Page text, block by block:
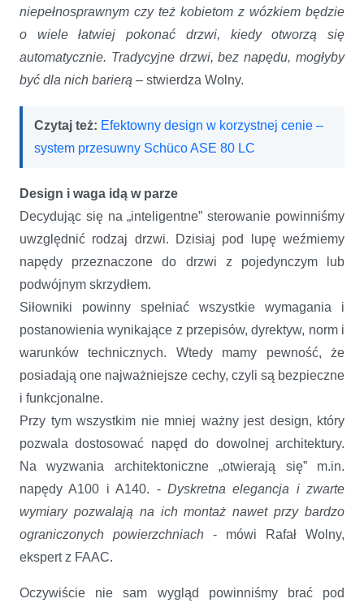
niepełnosprawnym czy też kobietom z wózkiem będzie
o wiele łatwiej pokonać drzwi, kiedy otworzą się
automatycznie. Tradycyjne drzwi, bez napędu, mogłyby
być dla nich barierą – stwierdza Wolny.
Czytaj też: Efektowny design w korzystnej cenie –
system przesuwny Schüco ASE 80 LC
Design i waga idą w parze
Decydując się na „inteligentne” sterowanie powinniśmy
uwzględnić rodzaj drzwi. Dzisiaj pod lupę weźmiemy
napędy przeznaczone do drzwi z pojedynczym lub
podwójnym skrzydłem.
Siłowniki powinny spełniać wszystkie wymagania i
postanowienia wynikające z przepisów, dyrektyw, norm i
warunków technicznych. Wtedy mamy pewność, że
posiadają one najważniejsze cechy, czyli są bezpieczne
i funkcjonalne.
Przy tym wszystkim nie mniej ważny jest design, który
pozwala dostosować napęd do dowolnej architektury.
Na wyzwania architektoniczne „otwierają się” m.in.
napędy A100 i A140. - Dyskretna elegancja i zwarte
wymiary pozwalają na ich montaż nawet przy bardzo
ograniczonych powierzchniach - mówi Rafał Wolny,
ekspert z FAAC.
Oczywiście nie sam wygląd powinniśmy brać pod